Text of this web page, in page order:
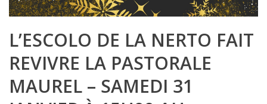
L’ESCOLO DE LA NERTO FAIT
REVIVRE LA PASTORALE
MAUREL – SAMEDI 31